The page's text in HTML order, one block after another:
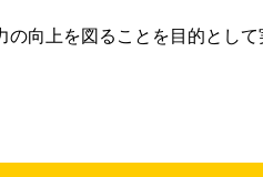
の向上を図ることを目的とし